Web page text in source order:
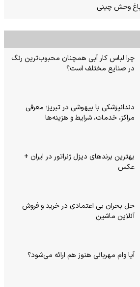
وحش چینی
چرا لباس کار آبی همچنان محبوب‌ترین رنگ
در صنایع مختلف است؟
دندانپزشکی با بیهوشی در تبریز؛ معرفی
مراکز، خدمات، شرایط و هزینه‌ها
بهترین برندهای دیزل ژنراتور در ایران +
عکس
حل بحران بی‌ اعتمادی در خرید و فروش
آنلاین ماشین
آیا وام مهربانی هنوز هم ارائه می‌شود؟